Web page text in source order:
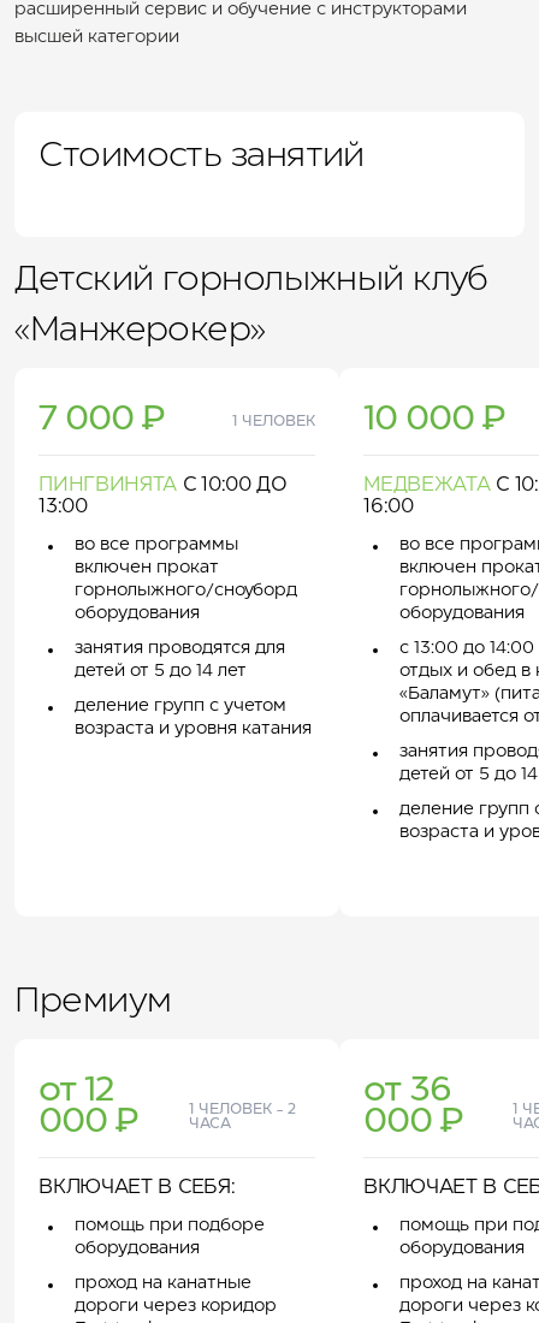
расширенный сервис и обучение с инструкторами
высшей категории
Стоимость занятий
Детский горнолыжный клуб
«Манжерокер»
7 000 ₽ 1 ЧЕЛОВЕК
ПИНГВИНЯТА С 10:00 ДО
13:00
во все программы
включен прокат
горнолыжного/сноуборд
оборудования
занятия проводятся для
детей от 5 до 14 лет
деление групп с учетом
возраста и уровня катания
10 000 ₽
МЕДВЕЖАТАС
16:00
во все
включен
оборудования
с 13:00 до
отдых и обед в
«Баламут»
оплачивается
занятия
детей от 5 до
деление групп
возраста и
Премиум
от 12
000 ₽
1 ЧЕЛОВЕК - 2
ЧАСА
ВКЛЮЧАЕТ В СЕБЯ:
помощь при подборе
оборудования
проход на канатные
дороги через коридор
от 36
000 ₽
1
ВКЛЮЧАЕТ В
помощь при
оборудования
проход на
дороги через